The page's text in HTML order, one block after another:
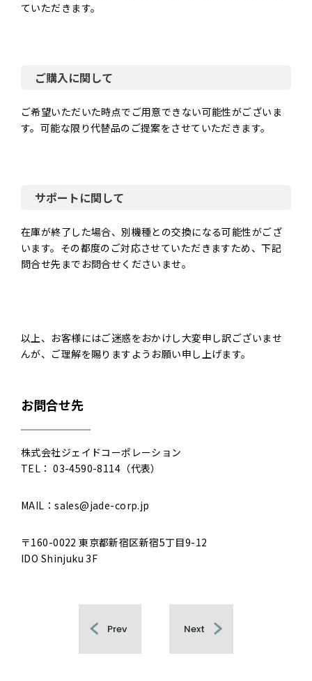
ていただきます。
ご購入に関して
ご希望いただいた時点でご用意できない可能性がございま
す。可能な限り代替品のご提案をさせていただきます。
サポートに関して
在庫が終了した場合、別機種との交換になる可能性がござ
います。その都度のご対応させていただきますため、下記
問合せ先までお問合せくださいませ。
以上、お客様にはご迷惑をおかけし大変申し訳ございませ
んが、ご理解を賜りますようお願い申し上げます。
お問合せ先
株式会社ジェイドコーポレーション
TEL： 03-4590-8114（代表）
MAIL：sales@jade-corp.jp
〒160-0022 東京都新宿区新宿5丁目9-12
IDO Shinjuku 3F
Prev Next